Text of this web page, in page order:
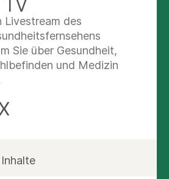
Abgestimmt auf die
jedes einzelnen
dabei aufeinander
und
Behandlungsmethoden
mit dem Patienten
Faktoren und somit ein
Livestream des
Sie über Gesundheit,
und Medizin